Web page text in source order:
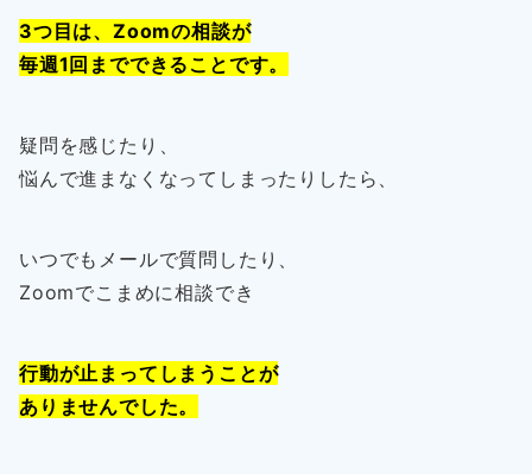
3つ目は、Zoomの相談が
毎週1回までできることです。
疑問を感じたり、
悩んで進まなくなってしまったりしたら、
いつでもメールで質問したり、
Zoomでこまめに相談でき
行動が止まってしまうことが
ありませんでした。